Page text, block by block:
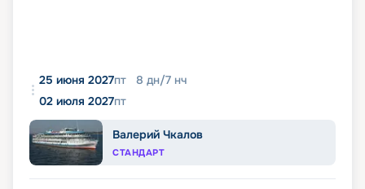
25 июня 2027пт 8 дн/7 нч
02 июля 2027пт
Валерий Чкалов
СТАНДАРТ